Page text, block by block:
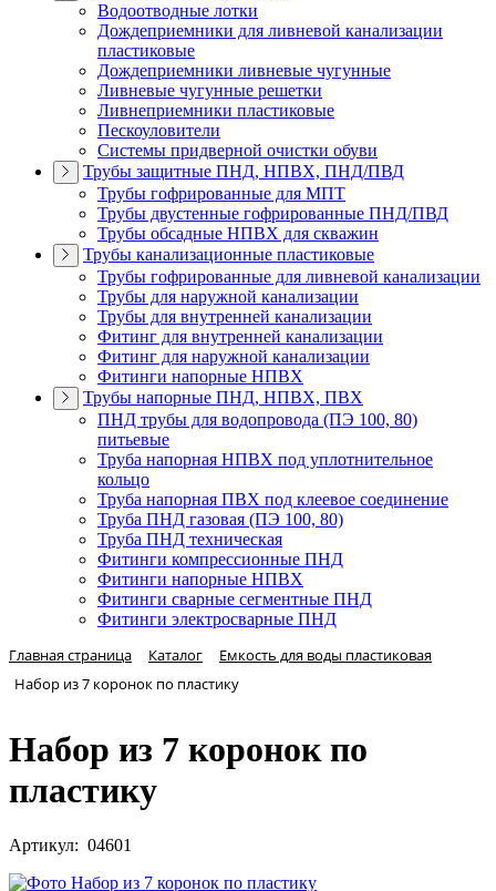
Водоотводные лотки
Дождеприемники для ливневой канализации
пластиковые
Дождеприемники ливневые чугунные
Ливневые чугунные решетки
Ливнеприемники пластиковые
Пескоуловители
Системы придверной очистки обуви
Трубы защитные ПНД, НПВХ, ПНД/ПВД
Трубы гофрированные для МПТ
Трубы двустенные гофрированные ПНД/ПВД
Трубы обсадные НПВХ для скважин
Трубы канализационные пластиковые
Трубы гофрированные для ливневой канализации
Трубы для наружной канализации
Трубы для внутренней канализации
Фитинг для внутренней канализации
Фитинг для наружной канализации
Фитинги напорные НПВХ
Трубы напорные ПНД, НПВХ, ПВХ
ПНД трубы для водопровода (ПЭ 100, 80)
питьевые
Труба напорная НПВХ под уплотнительное
кольцо
Труба напорная ПВХ под клеевое соединение
Труба ПНД газовая (ПЭ 100, 80)
Труба ПНД техническая
Фитинги компрессионные ПНД
Фитинги напорные НПВХ
Фитинги сварные сегментные ПНД
Фитинги электросварные ПНД
Главная страница Каталог
Емкость для воды пластиковая
Набор из 7 коронок по пластику
Набор из 7 коронок по
пластику
Артикул: 04601